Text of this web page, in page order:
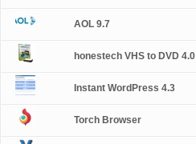
AOL 9.7
honestech VHS to DVD 4.0
Instant WordPress 4.3
Torch Browser